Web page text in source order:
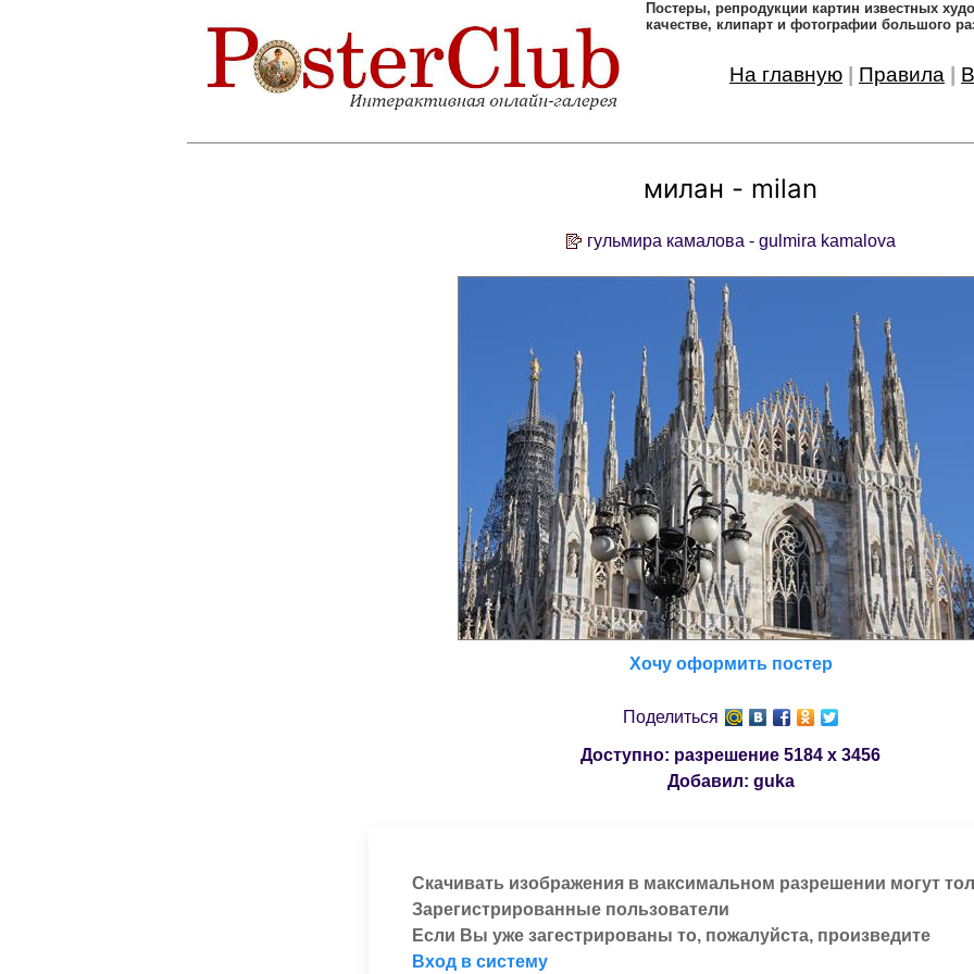
Постеры, pепродукции картин известных
качестве, клипарт и фотографии большого
На главную Правила
милан - milan
гульмира камалова - gulmira kamalova
Хочу оформить постер
Поделиться
Доступно: разрешение 5184 x 3456
Добавил: guka
Скачивать изображения в максимальном разрешении могут
Зарегистрированные пользователи
Если Вы уже загестрированы то, пожалуйста, произведите
Вход в систему